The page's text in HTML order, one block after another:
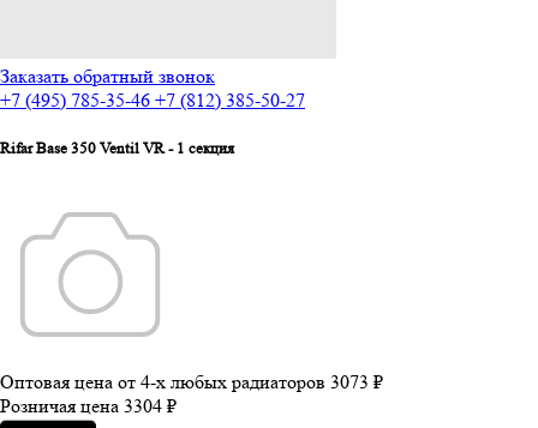
Заказать обратный звонок
+7 (495) 785-35-46 +7 (812) 385-50-27
Rifar Base 350 Ventil VR - 1 секция
Оптовая цена от 4-х любых радиаторов 3073 ₽
Розничая цена 3304 ₽